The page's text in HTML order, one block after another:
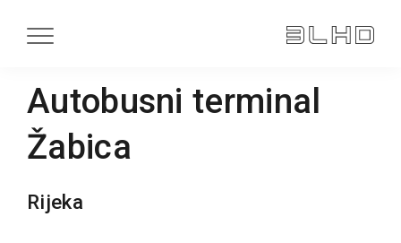
Autobusni terminal
Žabica
Rijeka